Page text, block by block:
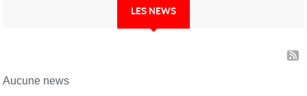
LES NEWS
Aucune news